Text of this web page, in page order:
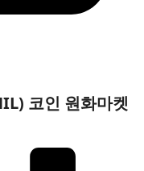
코인 원화마켓